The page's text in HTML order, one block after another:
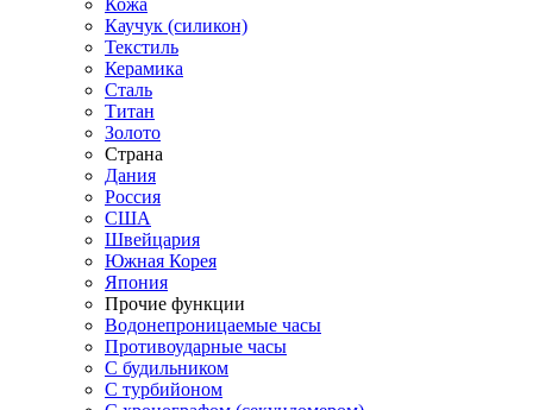
Кожа
Каучук (силикон)
Текстиль
Керамика
Сталь
Титан
Золото
Страна
Дания
Россия
США
Швейцария
Южная Корея
Япония
Прочие функции
Водонепроницаемые часы
Противоударные часы
С будильником
С турбийоном